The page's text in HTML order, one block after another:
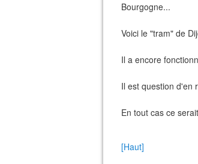
Bourgogne...
Voici le "tram" de
Il a encore
Il est question d'en
En tout cas ce
[Haut]